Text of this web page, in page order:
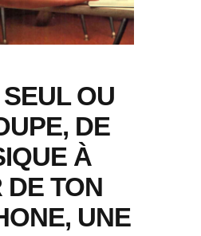
OU
DE
À
DE TON
UNE